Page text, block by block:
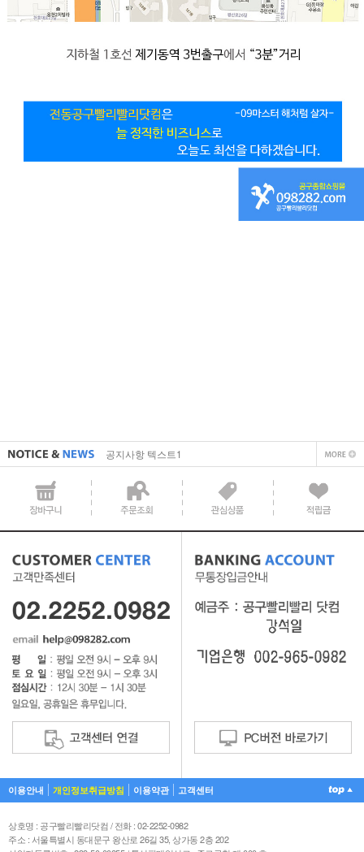
공지사항 텍스트1
직접 입력해주셔야 합니다.
공지사항 텍스트1
이용안내 개인정보취급방침 이용약관 고객센터
상호명 : 공구빨리빨리닷컴 / 전화 : 02-2252-0982
주소 : 서울특별시 동대문구 왕산로 26길 35, 상가동 2층 202